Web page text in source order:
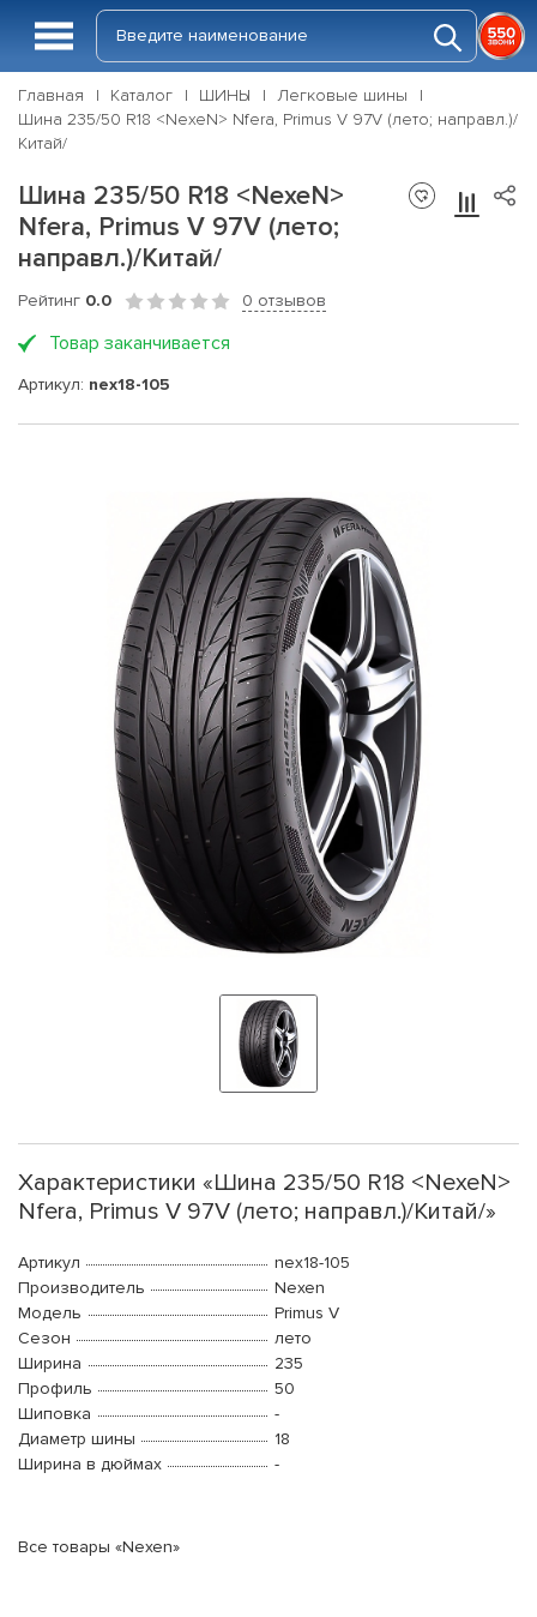
Главная Каталог ШИНЫ
Легковые шины
Шина 235/50 R18 <NexeN> Nfera, Primus V 97V (лето; направл.)/
Китай/
Шина 235/50 R18 <NexeN>
Nfera, Primus V 97V (лето;
направл.)/Китай/
Рейтинг 0.0 0 отзывов
Товар заканчивается
Артикул: nex18-105
Характеристики «Шина 235/50 R18 <NexeN>
Nfera, Primus V 97V (лето; направл.)/Китай/»
Артикул
nex18-105
Производитель
Nexen
Модель
Primus V
Сезон
лето
Ширина
235
Профиль
50
Шиповка
-
Диаметр шины
18
Ширина в дюймах
-
Все товары «Nexen»